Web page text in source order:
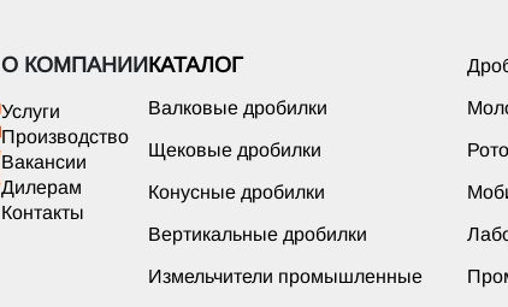
О КОМПАНИИ
Услуги
Производство
Вакансии
Дилерам
Контакты
КАТАЛОГ
Валковые дробилки
Щековые дробилки
Конусные дробилки
Вертикальные дробилки
Измельчители промышленные